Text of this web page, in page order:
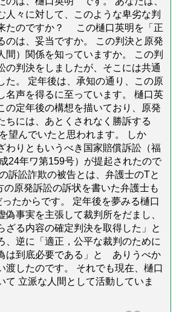
人々に対して、このような卑劣な判
たのですか？ この樋口英明を「正
のは、妥当ですか。 この判決と原発
間）関係を知っていますか。 この判
の判決をしましたが、そこには共通
た。 定年後は、承知の通り、この原
名声を得るに至っています。 樋口英
の定年後の構想を描いており、原発
ちには、あとくされなく勝訴する
望んでいたと思われます。 しか
わりともいうべき国家賠償訴訟（福
24年ワ第159号）が提起されたので
訟詐欺の被告とは、弁護士のTと
の原発訴訟の訴状を書いた弁護士も
たからです。 定年後を夢みる樋口
偽事実を主張して裁判所をだまし、
ざる内容の確定判決を取得した」と
、逆に「適正，公平な裁判のために
は到底必要である」と ありうべか
渡したのです。 それでも現在、樋口
て 立派な人間として活動していま